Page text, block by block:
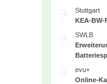
Stuttgart
KEA-BW-
SWLB
evu+
Online-